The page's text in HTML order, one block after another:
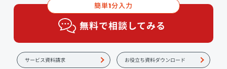
簡単1分入力
無料で相談してみる
サービス資料請求 お役立ち資料ダウンロード